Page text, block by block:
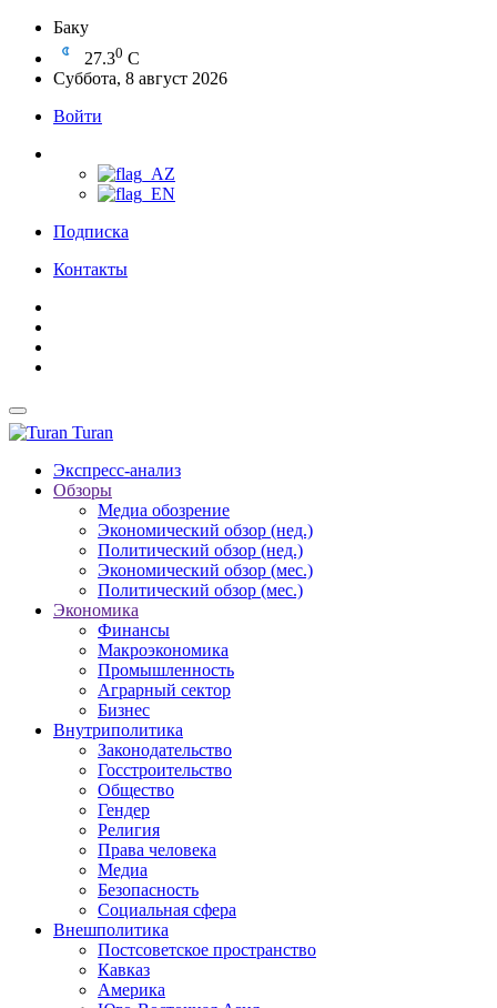
Баку
27.30 C
Суббота, 8 август 2026
Войти
Подписка
Контакты
Turan
Экспресс-анализ
Обзоры
Медиа обозрение
Экономический обзор (нед.)
Политический обзор (нед.)
Экономический обзор (мес.)
Политический обзор (мес.)
Экономика
Финансы
Макроэкономика
Промышленность
Аграрный сектор
Бизнес
Внутриполитика
Законодательство
Госстроительство
Общество
Гендер
Религия
Права человека
Медиа
Безопасность
Социальная сфера
Внешполитика
Постсоветское пространство
Кавказ
Америка